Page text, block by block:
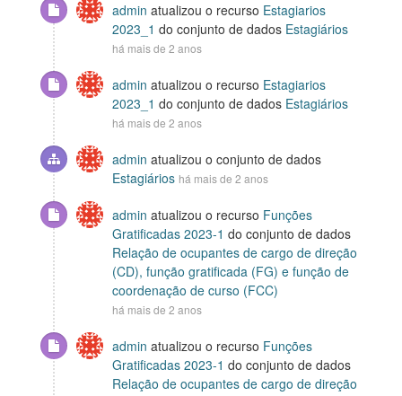
admin atualizou o recurso Estagiarios
2023_1 do conjunto de dados Estagiários
há mais de 2 anos
admin atualizou o recurso Estagiarios
2023_1 do conjunto de dados Estagiários
há mais de 2 anos
admin atualizou o conjunto de dados
Estagiários há mais de 2 anos
admin atualizou o recurso Funções
Gratificadas 2023-1 do conjunto de dados
Relação de ocupantes de cargo de direção
(CD), função gratificada (FG) e função de
coordenação de curso (FCC)
há mais de 2 anos
admin atualizou o recurso Funções
Gratificadas 2023-1 do conjunto de dados
Relação de ocupantes de cargo de direção